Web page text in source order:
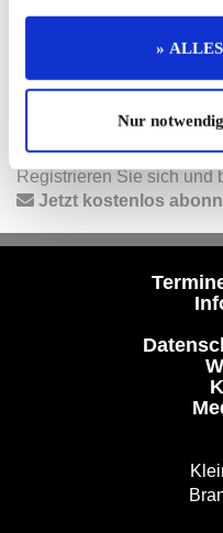
»
Nur
Hier finden Sie mehr
Folgen Sie uns auf
Facebook|Instagram|
Registrieren Sie sich und
Jetzt kostenlos